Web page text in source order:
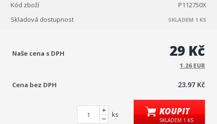
Kód zboží
P112750X
Skladová dostupnost
SKLADEM 1 KS
Naše cena s DPH 29 Kč
1.26 EUR
Cena bez DPH 23.97 Kč
ks KOUPIT
SKLADEM 1 KS